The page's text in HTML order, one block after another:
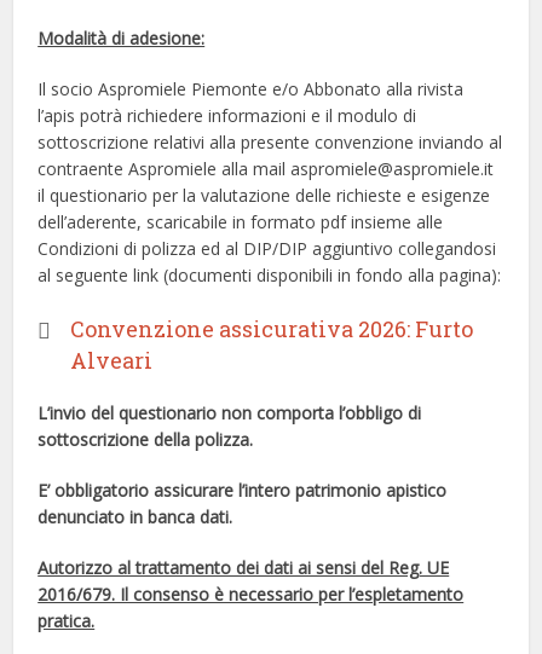
Modalità di adesione:
Il socio Aspromiele Piemonte e/o Abbonato alla rivista
l’apis potrà richiedere informazioni e il modulo di
sottoscrizione relativi alla presente convenzione inviando al
contraente Aspromiele alla mail aspromiele@aspromiele.it
il questionario per la valutazione delle richieste e esigenze
dell’aderente, scaricabile in formato pdf insieme alle
Condizioni di polizza ed al DIP/DIP aggiuntivo collegandosi
al seguente link (documenti disponibili in fondo alla pagina):
Convenzione assicurativa 2026: Furto
Alveari
L’invio del questionario non comporta l’obbligo di
sottoscrizione della polizza.
E’ obbligatorio assicurare l’intero patrimonio apistico
denunciato in banca dati.
Autorizzo al trattamento dei dati ai sensi del Reg. UE
2016/679. Il consenso è necessario per l’espletamento
pratica.